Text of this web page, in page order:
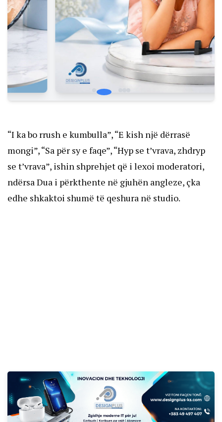
“I ka bo rrush e kumbulla”, “E kish një dërrasë
mongi”, “Sa për sy e faqe”, “Hyp se t’vrava, zhdryp
se t’vrava”, ishin shprehjet që i lexoi moderatori,
ndërsa Dua i përkthente në gjuhën angleze, çka
edhe shkaktoi shumë të qeshura në studio.